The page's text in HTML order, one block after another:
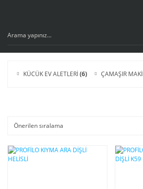
KÜCÜK EV ALETLERİ(6) ÇAMAŞIR